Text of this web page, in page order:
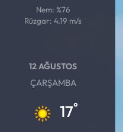
Nem: %76
Rüzgar: 4.19 m/s
12 AĞUSTOS
ÇARŞAMBA
17°